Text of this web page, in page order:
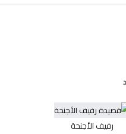
رفيف الأجنحة